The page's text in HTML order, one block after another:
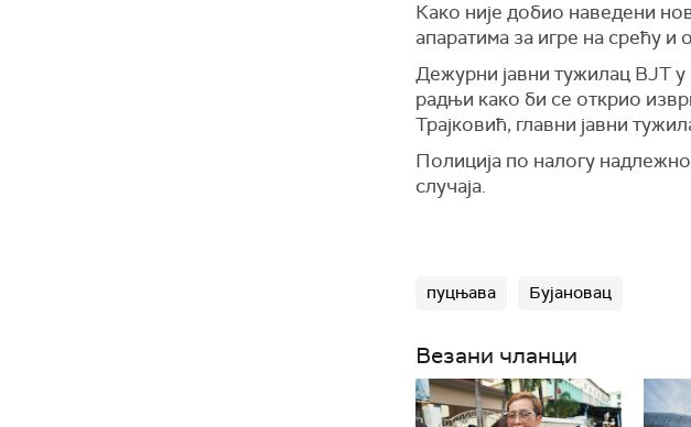
Како није добио наведени
апаратима за игре на срећу и
Дежурни јавни тужилац ВЈТ
радњи како би се открио
Трајковић, главни јавни
Полиција по налогу
случаја.
пуцњава Бујановац
Везани чланци